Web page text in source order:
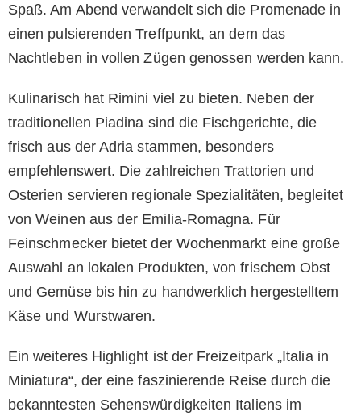
Spaß. Am Abend verwandelt sich die Promenade in
einen pulsierenden Treffpunkt, an dem das
Nachtleben in vollen Zügen genossen werden kann.
Kulinarisch hat Rimini viel zu bieten. Neben der
traditionellen Piadina sind die Fischgerichte, die
frisch aus der Adria stammen, besonders
empfehlenswert. Die zahlreichen Trattorien und
Osterien servieren regionale Spezialitäten, begleitet
von Weinen aus der Emilia-Romagna. Für
Feinschmecker bietet der Wochenmarkt eine große
Auswahl an lokalen Produkten, von frischem Obst
und Gemüse bis hin zu handwerklich hergestelltem
Käse und Wurstwaren.
Ein weiteres Highlight ist der Freizeitpark „Italia in
Miniatura“, der eine faszinierende Reise durch die
bekanntesten Sehenswürdigkeiten Italiens im